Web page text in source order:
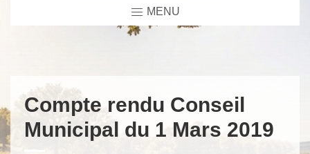
MENU
Compte rendu Conseil
Municipal du 1 Mars 2019